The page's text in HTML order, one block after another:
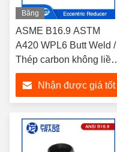
Băng
hình
ASME B16.9 ASTM
A420 WPL6 Butt Weld /
Thép carbon không liền
mạch Reducer đặc cho
các giải pháp chuyển
tiếp ống
Nhận được giá tốt